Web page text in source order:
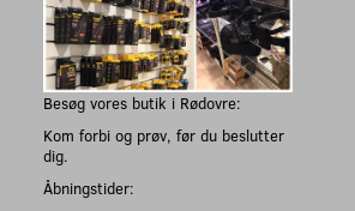
Besøg vores butik i Rødovre:
Kom forbi og prøv, før du beslutter
dig.
Åbningstider: